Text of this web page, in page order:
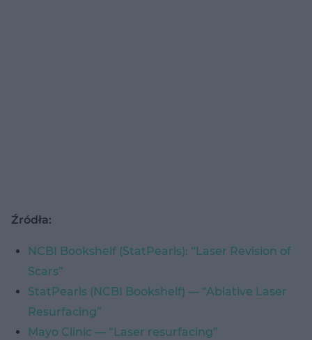
Źródła:
NCBI Bookshelf (StatPearls): “Laser Revision of
Scars”
StatPearls (NCBI Bookshelf) — “Ablative Laser
Resurfacing”
Mayo Clinic — “Laser resurfacing”